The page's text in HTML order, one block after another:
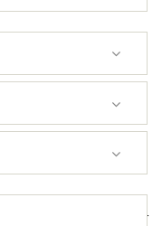
– Listo para escriturar